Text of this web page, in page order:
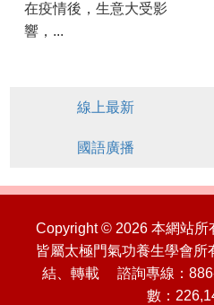
在疫情後，生意大受影
響，...
線上最新
國語廣播
Copyright © 2026 本網站所
皆屬太極門氣功養生學會所
結、轉載 諮詢專線：
數：